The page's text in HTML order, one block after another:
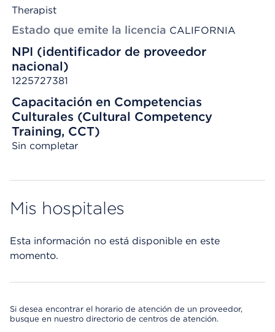
Therapist
Estado que emite la licencia CALIFORNIA
NPI (identificador de proveedor
nacional)
1225727381
Capacitación en Competencias
Culturales (Cultural Competency
Training, CCT)
Sin completar
Mis hospitales
Esta información no está disponible en este
momento.
Si desea encontrar el horario de atención de un proveedor,
busque en nuestro directorio de centros de atención.